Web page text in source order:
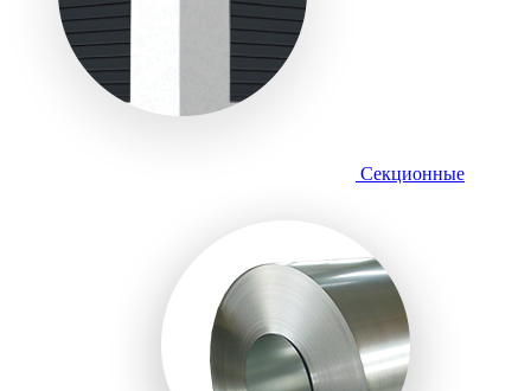
Секционные